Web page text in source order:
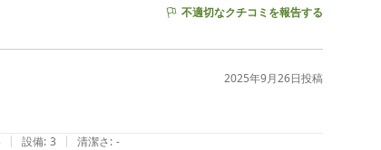
不適切なクチコミを報告する
2025年9月26日投稿
| 設備: 3 | 清潔さ: -